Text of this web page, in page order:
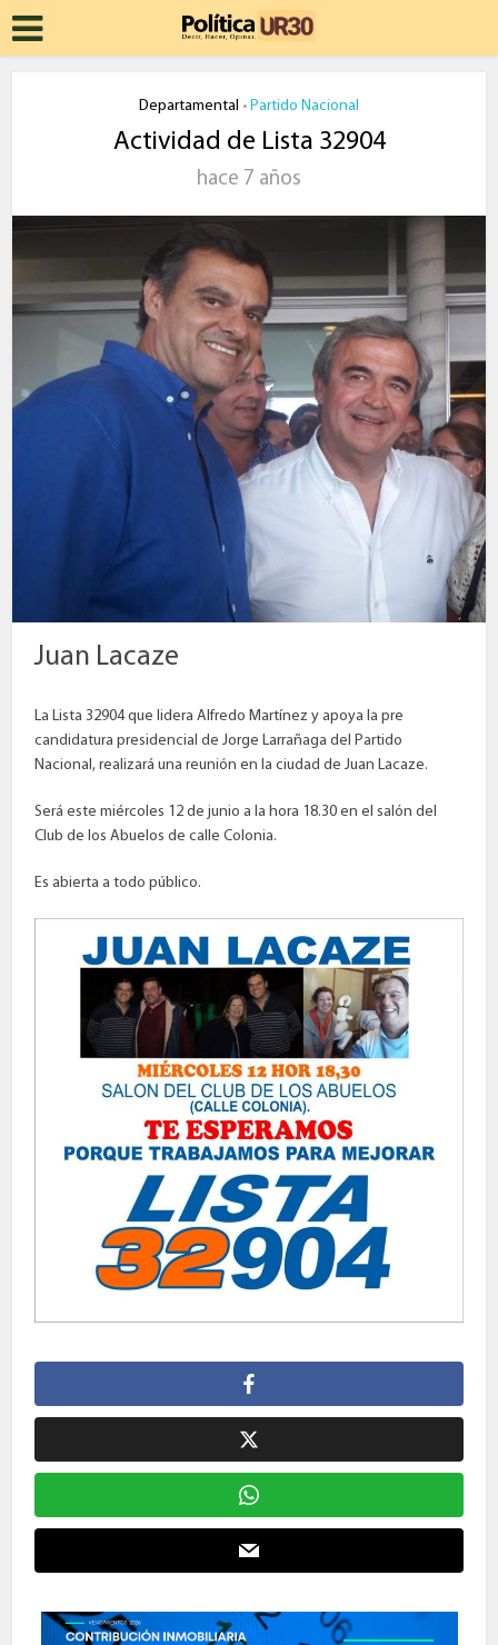
Departamental • Partido Nacional
Actividad de Lista 32904
hace 7 años
Juan Lacaze
La Lista 32904 que lidera Alfredo Martínez y apoya la pre
candidatura presidencial de Jorge Larrañaga del Partido
Nacional, realizará una reunión en la ciudad de Juan Lacaze.
Será este miércoles 12 de junio a la hora 18.30 en el salón del
Club de los Abuelos de calle Colonia.
Es abierta a todo público.